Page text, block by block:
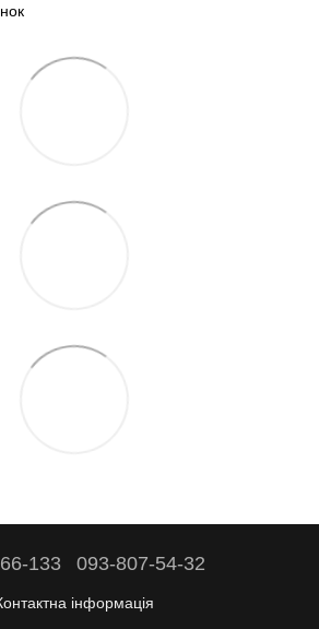
133 093-807-54-32
інформація